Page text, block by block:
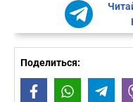
Поделиться:
FacebookWhatsApp